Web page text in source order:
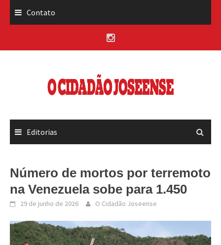
Contato
Editorias
Número de mortos por terremoto
na Venezuela sobe para 1.450
29 de junho de 2026 O Cidadão Joseense